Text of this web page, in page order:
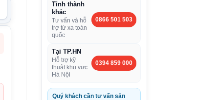
Tỉnh thành
khác
Tư vấn và hỗ
trợ từ xa toàn
quốc
0866 501 503
Tại TP.HN
Hỗ trợ kỹ
thuật khu vực
Hà Nội
0394 859 000
Quý khách cần tư vấn sản